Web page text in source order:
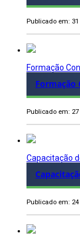
Publicado em:
Formação
Formação
Publicado em:
Capacitação
Publicado em: